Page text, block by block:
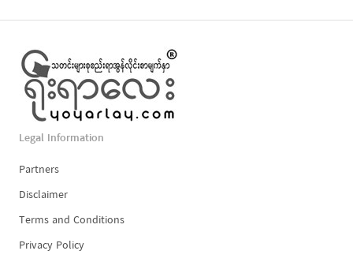
Legal Information
Partners
Disclaimer
Terms and Conditions
Privacy Policy